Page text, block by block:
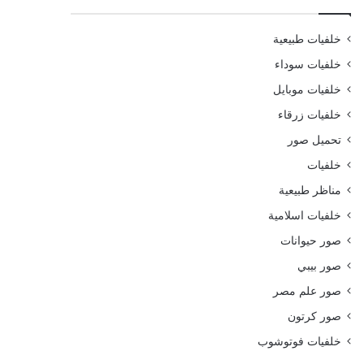
خلفيات طبيعية
خلفيات سوداء
خلفيات موبايل
خلفيات زرقاء
تحميل صور
خلفيات
مناظر طبيعية
خلفيات اسلامية
صور حيوانات
صور بيبي
صور علم مصر
صور كرتون
خلفيات فوتوشوب